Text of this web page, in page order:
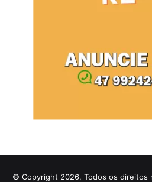
© Copyright 2026, Todos os direitos